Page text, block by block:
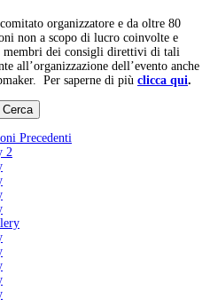
organizzatore e da oltre 80
non a scopo di lucro coinvolte e
dei consigli direttivi di tali
all’organizzazione dell’evento anche
Per saperne di più clicca qui.
Precedenti
2